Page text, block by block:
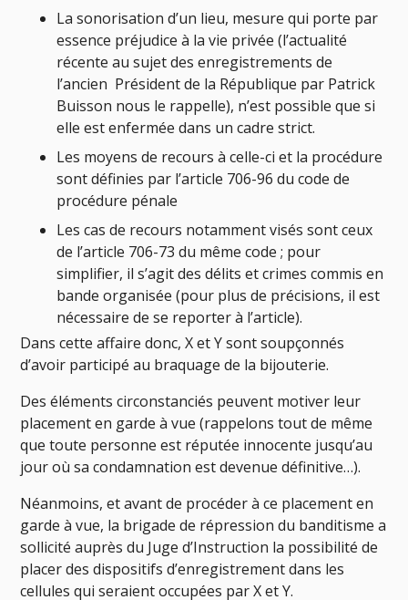
La sonorisation d’un lieu, mesure qui porte par
essence préjudice à la vie privée (l’actualité
récente au sujet des enregistrements de
l’ancien Président de la République par Patrick
Buisson nous le rappelle), n’est possible que si
elle est enfermée dans un cadre strict.
Les moyens de recours à celle-ci et la procédure
sont définies par l’article 706-96 du code de
procédure pénale
Les cas de recours notamment visés sont ceux
de l’article 706-73 du même code ; pour
simplifier, il s’agit des délits et crimes commis en
bande organisée (pour plus de précisions, il est
nécessaire de se reporter à l’article).
Dans cette affaire donc, X et Y sont soupçonnés
d’avoir participé au braquage de la bijouterie.
Des éléments circonstanciés peuvent motiver leur
placement en garde à vue (rappelons tout de même
que toute personne est réputée innocente jusqu’au
jour où sa condamnation est devenue définitive…).
Néanmoins, et avant de procéder à ce placement en
garde à vue, la brigade de répression du banditisme a
sollicité auprès du Juge d’Instruction la possibilité de
placer des dispositifs d’enregistrement dans les
cellules qui seraient occupées par X et Y.